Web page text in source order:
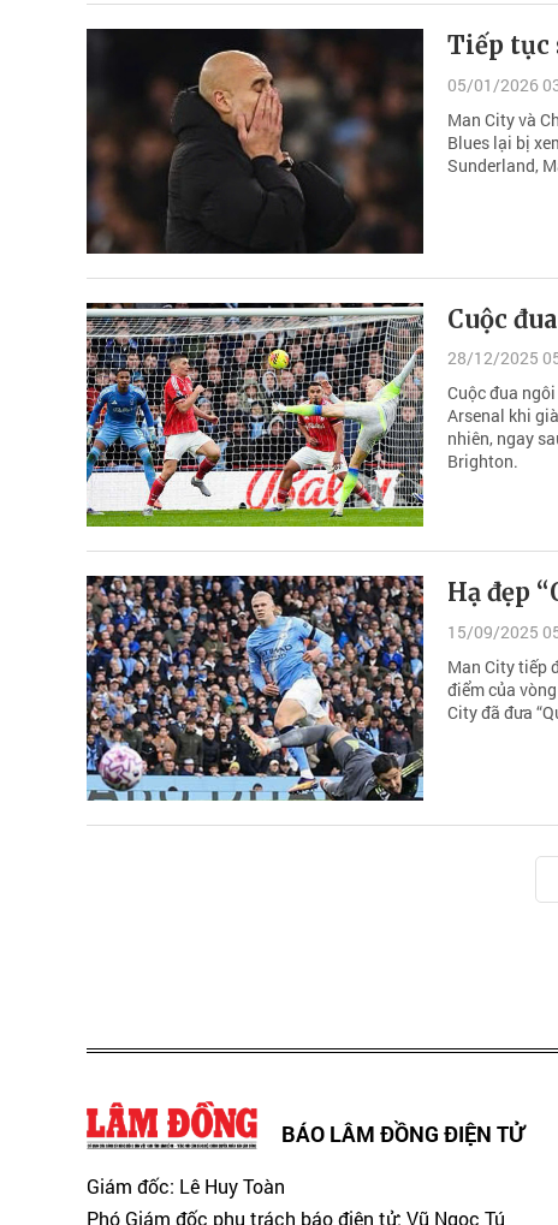
Tiếp tục
05/01/2026
Man City và
Blues lại bị
Sunderland,
Cuộc
28/12/2025
Cuộc đua
Arsenal khi
nhiên, ngay
Brighton.
Hạ đẹp
15/09/2025
Man City tiếp
điểm của
City đã đưa
BÁO LÂM ĐỒNG ĐIỆN TỬ
Giám đốc: Lê Huy Toàn
Phó Giám đốc phụ trách báo điện tử: Vũ Ngọc Tú